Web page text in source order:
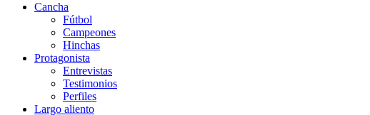
Cancha
Fútbol
Campeones
Hinchas
Protagonista
Entrevistas
Testimonios
Perfiles
Largo aliento